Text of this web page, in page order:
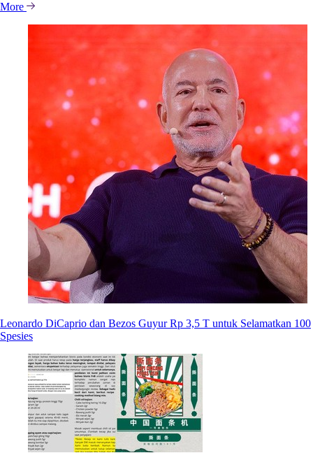
More
Leonardo DiCaprio dan Bezos Guyur Rp 3,5 T untuk Selamatkan 100
Spesies